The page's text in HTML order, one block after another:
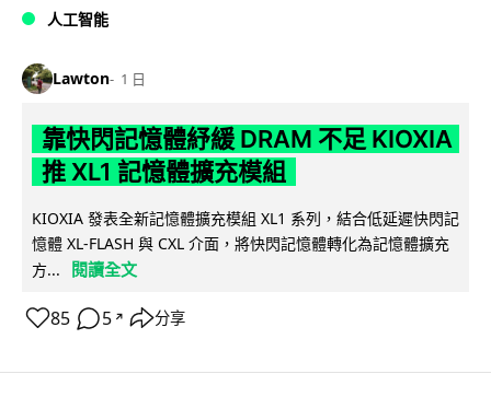
人工智能
Lawton 1 日
靠快閃記憶體紓緩 DRAM 不足 KIOXIA
推 XL1 記憶體擴充模組
KIOXIA 發表全新記憶體擴充模組 XL1 系列，結合低延遲快閃記
憶體 XL-FLASH 與 CXL 介面，將快閃記憶體轉化為記憶體擴充
方...
閱讀全文
85 5 ↗ 分享